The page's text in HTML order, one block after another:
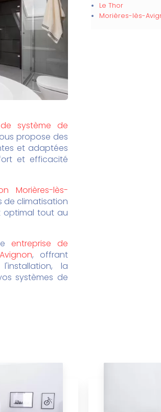
système de
propose des
et adaptées
et efficacité
Morières-lès-
de climatisation
optimal tout au
entreprise de
, offrant
la
systèmes de
Le Thor
Morières-lès-